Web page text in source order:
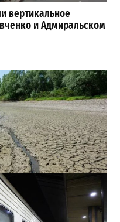
вертикальное
и Адмиральском
просят срочно